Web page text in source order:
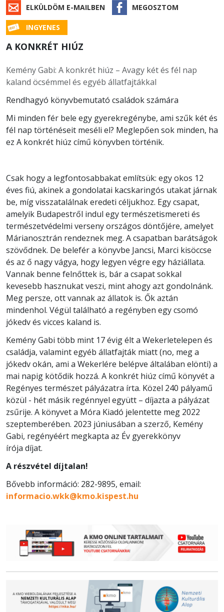
ELKÜLDÖM E-MAILBEN MEGOSZTOM
INGYENES
A KONKRÉT HIÚZ
Kemény Gabi: A konkrét hiúz – Avagy két és fél nap
kaland öcsémmel és egyéb állatfajtákkal
Rendhagyó könyvbemutató családok számára
Mi minden fér bele egy gyerekregénybe, ami szűk két és
fél nap történéseit meséli el? Meglepően sok minden, ha
ez A konkrét hiúz című könyvben történik.
Csak hogy a legfontosabbakat említsük: egy okos 12
éves fiú, akinek a gondolatai kacskaringós utakat járnak
be, míg visszatalálnak eredeti céljukhoz. Egy csapat,
amelyik Budapestről indul egy természetismereti és
természetvédelmi verseny országos döntőjére, amelyet
Márianosztrán rendeznek meg. A csapatban barátságok
szövődnek. De belefér a könyvbe Jancsi, Marci kisöccse
és az ő nagy vágya, hogy legyen végre egy háziállata.
Vannak benne felnőttek is, bár a csapat sokkal
kevesebb hasznukat veszi, mint ahogy azt gondolnánk.
Meg persze, ott vannak az állatok is. Ők aztán
mindenhol. Végül található a regényben egy csomó
jókedv és vicces kaland is.
Kemény Gabi több mint 17 évig élt a Wekerletelepen és
családja, valamint egyéb állatfajták miatt (no, meg a
jókedv okán, ami a Wekerlére belépve általában elönti) a
mai napig kötődik hozzá. A konkrét hiúz című könyvét a
Regényes természet pályázatra írta. Közel 240 pályamű
közül - hét másik regénnyel együtt – díjazta a pályázat
zsűrije. A könyvet a Móra Kiadó jelentette meg 2022
szeptemberében. 2023 júniusában a szerző, Kemény
Gabi, regényéért megkapta az Év gyerekkönyv
írója díjat.
A részvétel díjtalan!
Bővebb információ: 282-9895, email:
informacio.wkk@kmo.kispest.hu